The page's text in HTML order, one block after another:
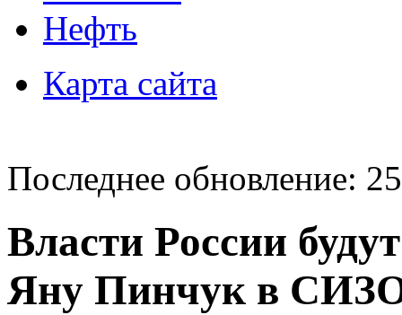
Нефть
Карта сайта
Последнее обновление:
Власти России
Яну Пинчук в СИЗО